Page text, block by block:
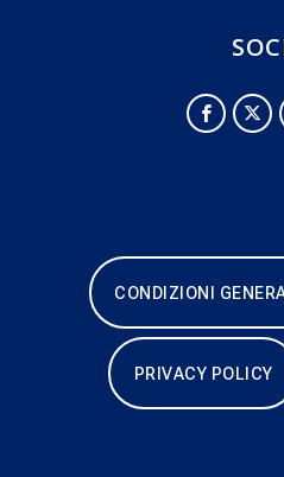
CONDIZIONI
PRIVACY POLICY